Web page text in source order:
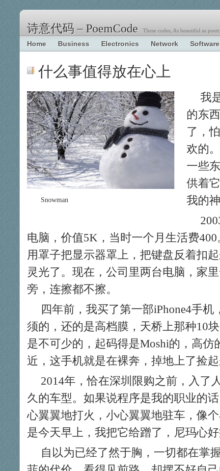
诗意代码 – PoemCode These codes, As beautiful as
Home Business Electronics Network Software
什么事值得放在心上
Snowman
我
的东
了，
欢的
一些
供着
我的
电脑，价值5K，当时一个月生活费
用罩子把显示器罩上，把键盘反着扣
灵光了。现在，公司里两台电脑，家
旁，连擦都不擦。
四年前，我买了第一部iPhone4手
须的，还的是高档膜，天桥上那种10
是不可少的，起码得是Moshi的，高
近，这手机就是在裸奔，掉地上了捡
2014年，恰在深圳限购之前，入了
久的车型。如果说程序是我的职业的
心翼翼地打火，小心翼翼地驻车，像
是今天早上，我把它给蹭了，尼玛心
自以为已经了然于胸，一切都在掌